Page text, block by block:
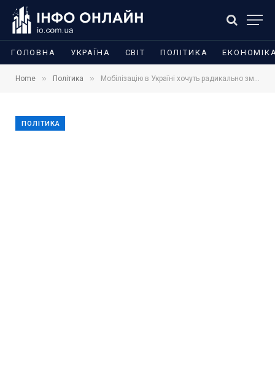
ГОЛОВНА УКРАЇНА СВІТ ПОЛІТИКА
Home » Політика » Мобілізацію в Україні хочуть радикально змінити: що відомо про повістки у смартфоні, нові ТЦК і демобілізацію
ПОЛІТИКА